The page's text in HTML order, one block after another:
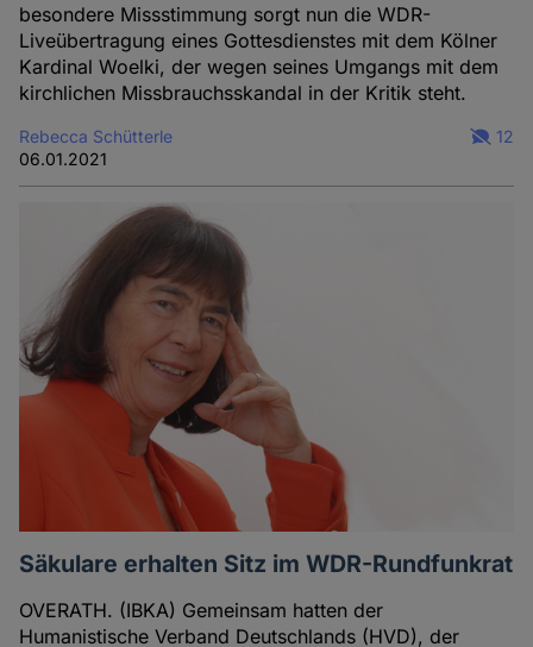
besondere Missstimmung sorgt nun die WDR-
Liveübertragung eines Gottesdienstes mit dem Kölner
Kardinal Woelki, der wegen seines Umgangs mit dem
kirchlichen Missbrauchsskandal in der Kritik steht.
Rebecca Schütterle
06.01.2021
12
Säkulare erhalten Sitz im WDR-Rundfunkrat
OVERATH. (IBKA) Gemeinsam hatten der
Humanistische Verband Deutschlands (HVD), der